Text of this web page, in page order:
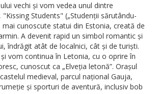
vechi și vom vedea unul dintre
Students" („Studenții sărutându-
mai cunoscute statui din Estonia, creată de
A devenit rapid un simbol romantic și
îndrăgit atât de localnici, cât și de turiști.
vom continua în Letonia, cu o oprire în
cunoscut ca „Elveția letonă”. Orașul
medieval, parcul național Gauja,
și sporturi de aventură, inclusiv bob